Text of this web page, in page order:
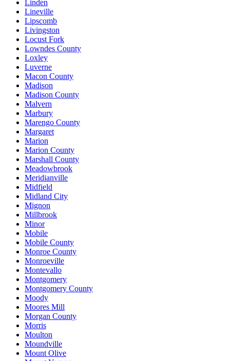
Linden
Lineville
Lipscomb
Livingston
Locust Fork
Lowndes County
Loxley
Luverne
Macon County
Madison
Madison County
Malvern
Marbury
Marengo County
Margaret
Marion
Marion County
Marshall County
Meadowbrook
Meridianville
Midfield
Midland City
Mignon
Millbrook
Minor
Mobile
Mobile County
Monroe County
Monroeville
Montevallo
Montgomery
Montgomery County
Moody
Moores Mill
Morgan County
Morris
Moulton
Moundville
Mount Olive